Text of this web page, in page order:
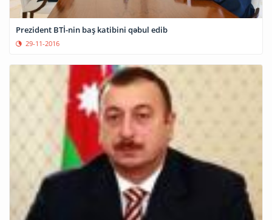
Prezident BTİ-nin baş katibini qəbul edib
29-11-2016